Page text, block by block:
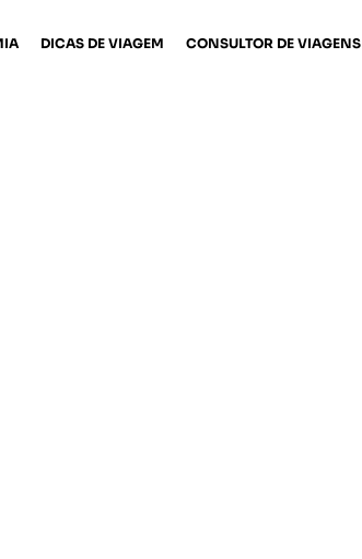
DICAS DE VIAGEM CONSULTOR DE VIAGENS